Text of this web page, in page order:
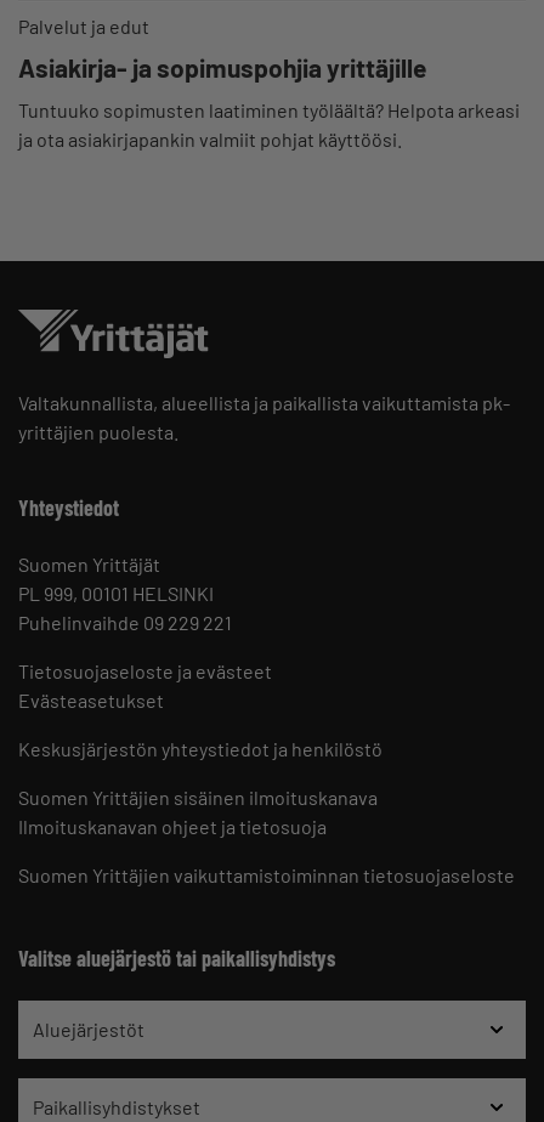
Palvelut ja edut
Asiakirja- ja sopimuspohjia yrittäjille
Tuntuuko sopimusten laatiminen työläältä? Helpota arkeasi
ja ota asiakirjapankin valmiit pohjat käyttöösi.
Valtakunnallista, alueellista ja paikallista vaikuttamista pk-
yrittäjien puolesta.
Yhteystiedot
Suomen Yrittäjät
PL 999, 00101 HELSINKI
Puhelinvaihde 09 229 221
Tietosuojaseloste ja evästeet
Evästeasetukset
Keskusjärjestön yhteystiedot ja henkilöstö
Suomen Yrittäjien sisäinen ilmoituskanava
Ilmoituskanavan ohjeet ja tietosuoja
Suomen Yrittäjien vaikuttamistoiminnan tietosuojaseloste
Valitse aluejärjestö tai paikallisyhdistys
Aluejärjestöt
Paikallisyhdistykset